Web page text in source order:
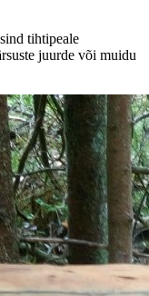
tihtipeale
juurde või muidu